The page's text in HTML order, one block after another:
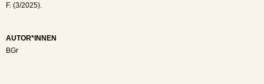
F. (3/2025).
AUTOR*INNEN
BGr